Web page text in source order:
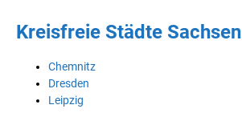
Kreisfreie Städte Sachsen
Chemnitz
Dresden
Leipzig